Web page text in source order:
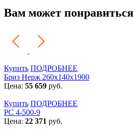
Вам может понравиться
Купить ПОДРОБНЕЕ
Бриз Нерж 260х140х1900
Цена: 55 659 руб.
Купить ПОДРОБНЕЕ
РС 4-500-9
Цена: 22 371 руб.